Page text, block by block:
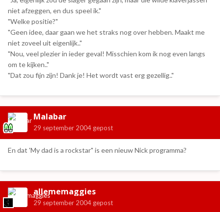
niet afzeggen, en dus speel ik."
"Welke positie?"
"Geen idee, daar gaan we het straks nog over hebben. Maakt me
niet zoveel uit eigenlijk.."
"Nou, veel plezier in ieder geval! Misschien kom ik nog even langs
om te kijken.."
"Dat zou fijn zijn! Dank je! Het wordt vast erg gezellig.."
Malabar
29 september 2004 gepost
En dat 'My dad is a rockstar" is een nieuw Nick programma?
allememaggies
29 september 2004 gepost